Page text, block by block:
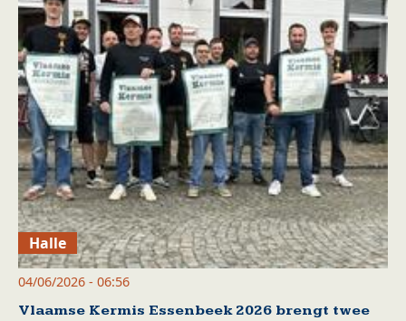
Halle
04/06/2026 - 06:56
Vlaamse Kermis Essenbeek 2026 brengt twee